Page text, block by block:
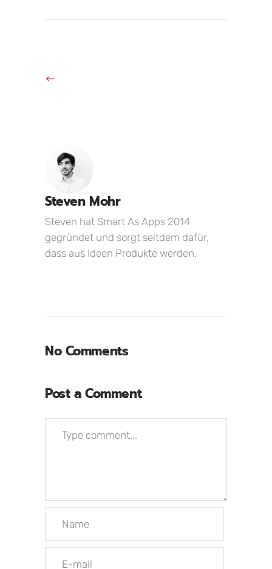
Steven Mohr
Steven hat Smart As Apps 2014
gegründet und sorgt seitdem dafür,
dass aus Ideen Produkte werden.
No Comments
Post a Comment